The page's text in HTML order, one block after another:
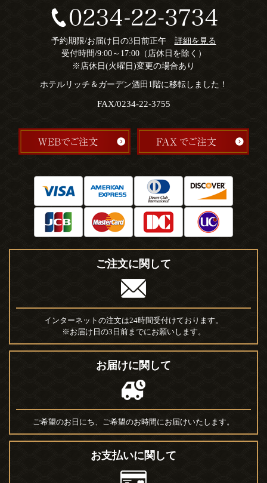
予約期限/お届け日の3日前正午 詳細を見る
受付時間/9:00～17:00（店休日を除く）
※店休日(火曜日)変更の場合あり
ホテルリッチ＆ガーデン酒田1階に移転しました！
FAX/0234-22-3755
ご注文に関して
インターネットの注文は24時間受付けております。
※お届け日の3日前までにお願いします。
お届けに関して
ご希望のお日にち、ご希望のお時間にお届けいたします。
お支払いに関して